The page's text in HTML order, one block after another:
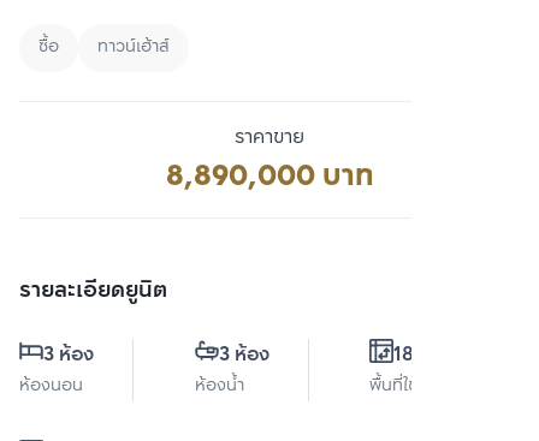
ซื้อ ทาวน์เฮ้าส์
ราคาขาย
8,890,000 บาท
รายละเอียดยูนิต
3 ห้อง
ห้องนอน
3 ห้อง
ห้องน้ำ
180 ตร.ม.
พื้นที่ใช้สอย